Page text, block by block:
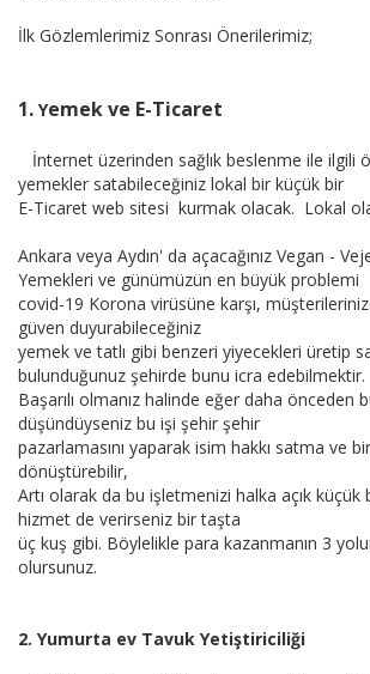
İlk Gözlemlerimiz Sonrası Önerilerimiz;
1. Yemek ve E-Ticaret
İnternet üzerinden sağlık beslenme ile ilgili
yemekler satabileceğiniz lokal bir küçük bir
E-Ticaret web sitesi kurmak olacak. Lokal
Ankara veya Aydın' da açacağınız Vegan -
Yemekleri ve günümüzün en büyük problemi
covid-19 Korona virüsüne karşı,
güven duyurabileceğiniz
yemek ve tatlı gibi benzeri yiyecekleri üretip
bulunduğunuz şehirde bunu icra edebilmektir.
Başarılı olmanız halinde eğer daha önceden
düşündüyseniz bu işi şehir şehir
pazarlamasını yaparak isim hakkı satma ve
dönüştürebilir,
Artı olarak da bu işletmenizi halka açık
hizmet de verirseniz bir taşta
üç kuş gibi. Böylelikle para kazanmanın 3
olursunuz.
2. Yumurta ev Tavuk Yetiştiriciliği